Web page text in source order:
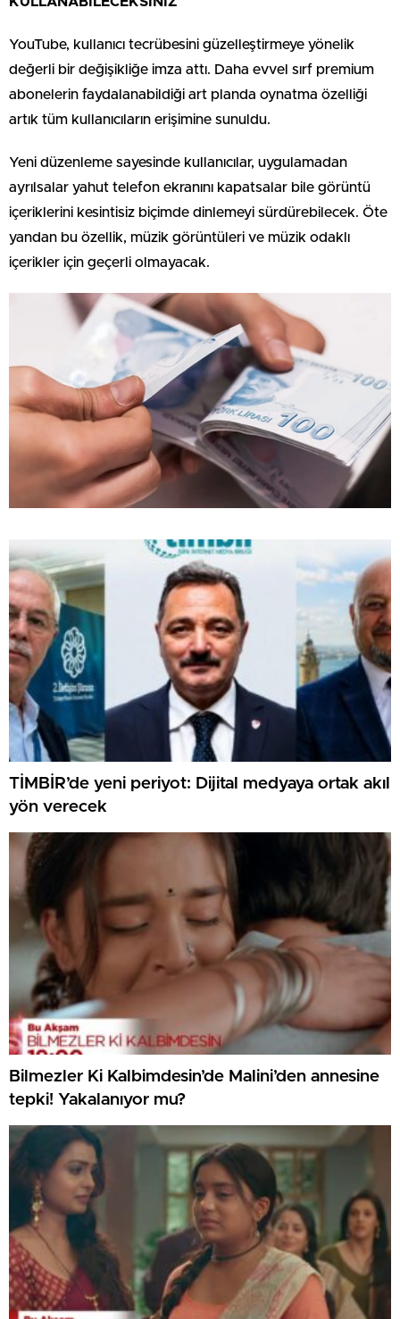
YouTube, kullanıcı tecrübesini güzelleştirmeye yönelik
değerli bir değişikliğe imza attı. Daha evvel sırf premium
abonelerin faydalanabildiği art planda oynatma özelliği
artık tüm kullanıcıların erişimine sunuldu.
Yeni düzenleme sayesinde kullanıcılar, uygulamadan
ayrılsalar yahut telefon ekranını kapatsalar bile görüntü
içeriklerini kesintisiz biçimde dinlemeyi sürdürebilecek. Öte
yandan bu özellik, müzik görüntüleri ve müzik odaklı
içerikler için geçerli olmayacak.
TİMBİR’de yeni periyot: Dijital medyaya ortak akıl
yön verecek
Bilmezler Ki Kalbimdesin’de Malini’den annesine
tepki! Yakalanıyor mu?